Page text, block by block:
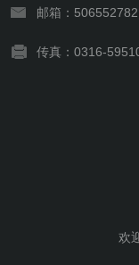
邮箱：
传真：0316-
欢